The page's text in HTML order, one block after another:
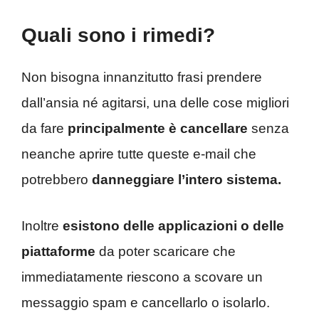
Quali sono i rimedi?
Non bisogna innanzitutto frasi prendere
dall’ansia né agitarsi, una delle cose migliori
da fare principalmente è cancellare senza
neanche aprire tutte queste e-mail che
potrebbero danneggiare l’intero sistema.
Inoltre esistono delle applicazioni o delle
piattaforme da poter scaricare che
immediatamente riescono a scovare un
messaggio spam e cancellarlo o isolarlo.